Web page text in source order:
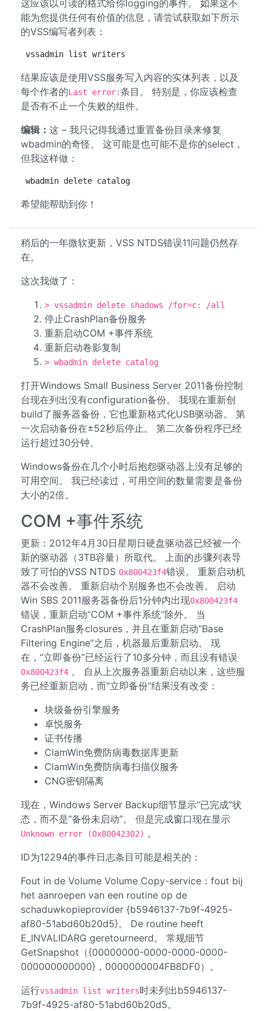
这应该以可读的格式给你logging的事件。 如果这不
能为您提供任何有价值的信息，请尝试获取如下所示
的VSS编写者列表：
vssadmin list writers
结果应该是使用VSS服务写入内容的实体列表，以及
每个作者的Last error:条目。 特别是，你应该检查
是否有不止一个失败的组件。
编辑： 这 – 我只记得我通过重置备份目录来修复
wbadmin的奇怪。 这可能是也可能不是你的select，
但我这样做：
wbadmin delete catalog
希望能帮助到你！
稍后的一年微软更新，VSS NTDS错误11问题仍然存
在。
这次我做了：
> vssadmin delete shadows /for=c: /all
停止CrashPlan备份服务
重新启动COM +事件系统
重新启动卷影复制
> wbadmin delete catalog
打开Windows Small Business Server 2011备份控制
台现在列出没有configuration备份。 我现在重新创
build了服务器备份，它也重新格式化USB驱动器。 第
一次启动备份在±52秒后停止。 第二次备份程序已经
运行超过30分钟。
Windows备份在几个小时后抱怨驱动器上没有足够的
可用空间。 我已经读过，可用空间的数量需要是备份
大小的2倍。
COM +事件系统
更新：2012年4月30日星期日硬盘驱动器已经被一个
新的驱动器（3TB容量）所取代。 上面的步骤列表导
致了可怕的VSS NTDS 0x800423f4错误。 重新启动机
器不会改善。 重新启动个别服务也不会改善。 启动
Win SBS 2011服务器备份后1分钟内出现0x800423f4
错误，重新启动“COM +事件系统”除外。 当
CrashPlan服务closures，并且在重新启动“Base
Filtering Engine”之后，机器最后重新启动。 现
在，“立即备份”已经运行了10多分钟，而且没有错误
0x800423f4 。 自从上次服务器重新启动以来，这些服
务已经重新启动，而“立即备份”结果没有改变：
块级备份引擎服务
卓悦服务
证书传播
ClamWin免费防病毒数据库更新
ClamWin免费防病毒扫描仪服务
CNG密钥隔离
现在，Windows Server Backup细节显示“已完成”状
态，而不是“备份未启动”。 但是完成窗口现在显示
Unknown error (0x80042302) 。
ID为12294的事件日志条目可能是相关的：
Fout in de Volume Volume Copy-service：fout bij
het aanroepen van een routine op de
schaduwkopieprovider {b5946137-7b9f-4925-
af80-51abd60b20d5}。 De routine heeft
E_INVALIDARG geretourneerd。 常规细节
GetSnapshot（{00000000-0000-0000-0000-
000000000000}，0000000004FB8DF0）。
运行vssadmin list writers时未列出b5946137-
7b9f-4925-af80-51abd60b20d5。